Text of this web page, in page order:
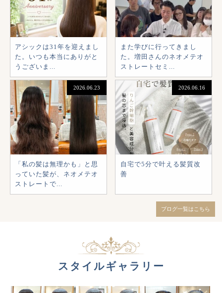
アシックは31年を迎えまし
た。いつも本当にありがと
うございま...
また学びに行ってきまし
た。増田さんのネオメテオ
ストレートセミ...
2026.06.23
「私の髪は無理かも」と思
っていた髪が、ネオメテオ
ストレートで...
2026.06.16
自宅で5分で叶える髪質改
善
ブログ一覧はこちら
スタイルギャラリー